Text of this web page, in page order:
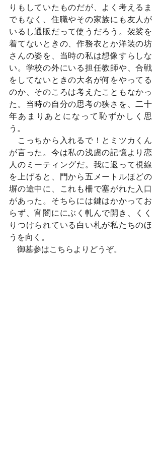
りもしていたものだが、よく考えるま
でもなく、住職やその家族にも友人が
いるし通販だって使うだろう。袈裟を
着てないときの、作務衣とか洋装の坊
さんの姿を、当時の私は想像すらしな
い。学校の外にいる担任教師や、合戦
をしてないときの大名が何をやってる
のか、そのころは考えたこともなかっ
た。当時の自分の思考の狭さを、二十
年あまりあとになって恥ずかしく思
う。
こっちから入れるで！とミツカくん
が言った。今は私の浅慮の記憶より恋
人のミーティングだ。我に返って視線
を上げると、門から五メートルほどの
塀の途中に、これも柵で塞がれた入口
があった。そちらには鍵はかかってお
らず、宵闇ににぶく軋んで開き、くく
りつけられている白い札が私たちのほ
うを向く。
御墓参はこちらよりどうぞ。